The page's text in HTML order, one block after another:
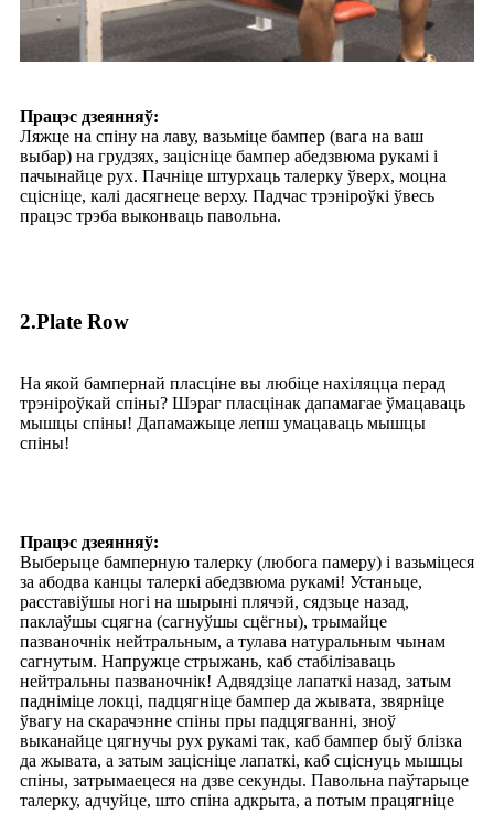
Працэс дзеянняў:
Ляжце на спіну на лаву, вазьміце бампер (вага на ваш
выбар) на грудзях, зацісніце бампер абедзвюма рукамі і
пачынайце рух. Пачніце штурхаць талерку ўверх, моцна
сцісніце, калі дасягнеце верху. Падчас трэніроўкі ўвесь
працэс трэба выконваць павольна.
2.Plate Row
На якой бампернай пласціне вы любіце нахіляцца перад
трэніроўкай спіны? Шэраг пласцінак дапамагае ўмацаваць
мышцы спіны! Дапамажыце лепш умацаваць мышцы
спіны!
Працэс дзеянняў:
Выберыце бамперную талерку (любога памеру) і вазьміцеся
за абодва канцы талеркі абедзвюма рукамі! Устаньце,
расставіўшы ногі на шырыні плячэй, сядзьце назад,
паклаўшы сцягна (сагнуўшы сцёгны), трымайце
пазваночнік нейтральным, а тулава натуральным чынам
сагнутым. Напружце стрыжань, каб стабілізаваць
нейтральны пазваночнік! Адвядзіце лапаткі назад, затым
падніміце локці, падцягніце бампер да жывата, звярніце
ўвагу на скарачэнне спіны пры падцягванні, зноў
выканайце цягнучы рух рукамі так, каб бампер быў блізка
да жывата, а затым зацісніце лапаткі, каб сціснуць мышцы
спіны, затрымаецеся на дзве секунды. Павольна паўтарыце
талерку, адчуйце, што спіна адкрыта, а потым працягніце